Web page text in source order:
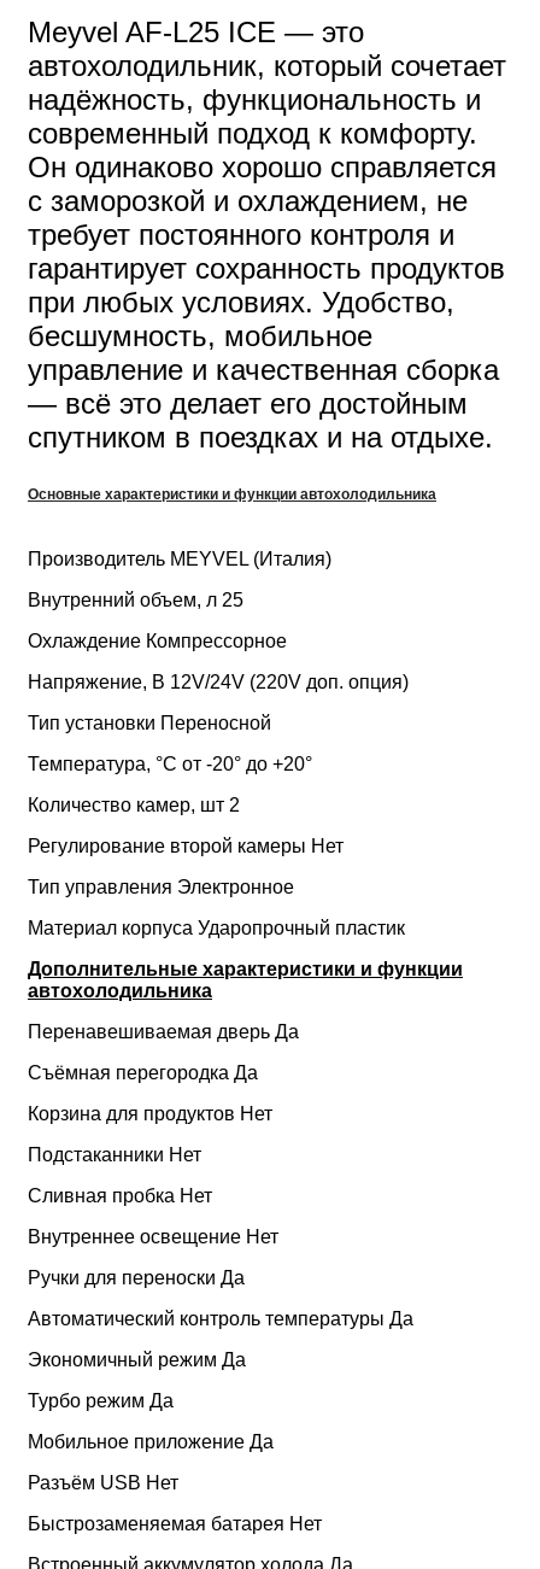
Meyvel AF-L25 ICE — это
автохолодильник, который сочетает
надёжность, функциональность и
современный подход к комфорту.
Он одинаково хорошо справляется
с заморозкой и охлаждением, не
требует постоянного контроля и
гарантирует сохранность продуктов
при любых условиях. Удобство,
бесшумность, мобильное
управление и качественная сборка
— всё это делает его достойным
спутником в поездках и на отдыхе.
Основные характеристики и функции автохолодильника
Производитель MEYVEL (Италия)
Внутренний объем, л 25
Охлаждение Компрессорное
Напряжение, В 12V/24V (220V доп. опция)
Тип установки Переносной
Температура, °C от -20° до +20°
Количество камер, шт 2
Регулирование второй камеры Нет
Тип управления Электронное
Материал корпуса Ударопрочный пластик
Дополнительные характеристики и функции
автохолодильника
Перенавешиваемая дверь Да
Съёмная перегородка Да
Корзина для продуктов Нет
Подстаканники Нет
Сливная пробка Нет
Внутреннее освещение Нет
Ручки для переноски Да
Автоматический контроль температуры Да
Экономичный режим Да
Турбо режим Да
Мобильное приложение Да
Разъём USB Нет
Быстрозаменяемая батарея Нет
Встроенный аккумулятор холода Да